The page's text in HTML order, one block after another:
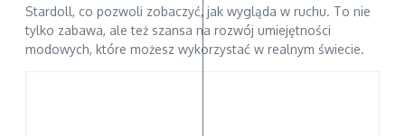
Stardoll, co pozwoli zobaczyć, jak wygląda w ruchu. To nie
tylko zabawa, ale też szansa na rozwój umiejętności
modowych, które możesz wykorzystać w realnym świecie.